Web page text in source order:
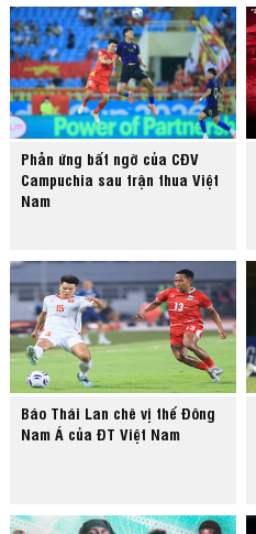
Phản ứng bất ngờ của CĐV
Campuchia sau trận thua Việt
Nam
Báo Thái Lan chê vị thế Đông
Nam Á của ĐT Việt Nam